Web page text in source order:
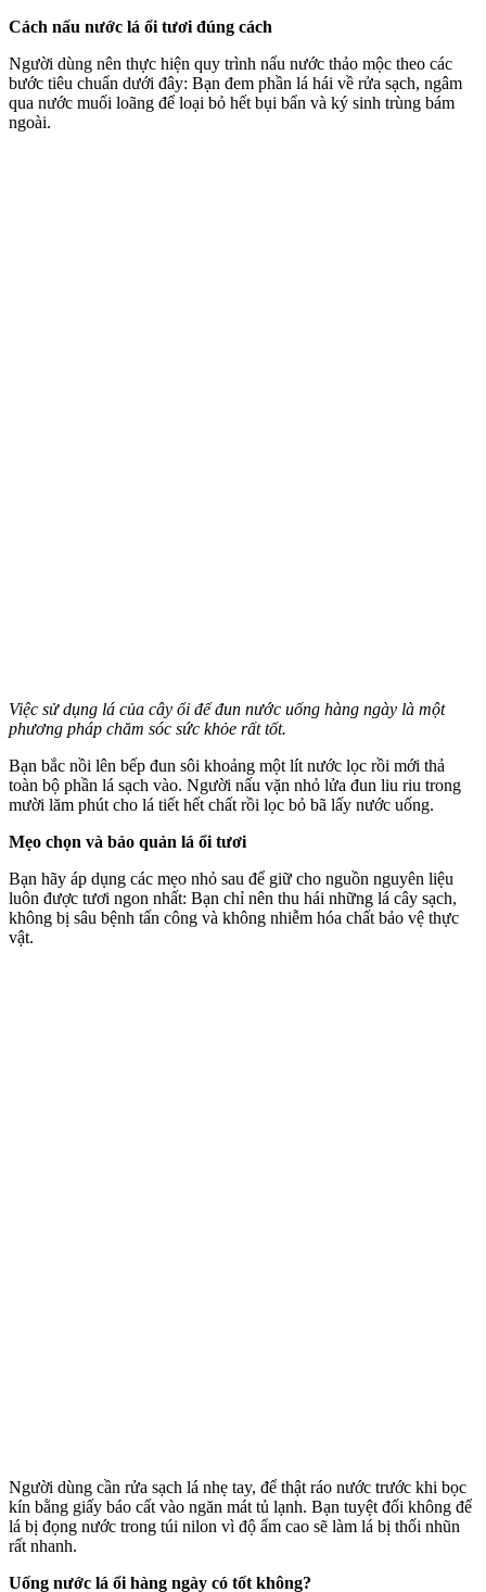
Cách nấu nước lá ổi tươi đúng cách
Người dùng nên thực hiện quy trình nấu nước thảo mộc theo các
bước tiêu chuẩn dưới đây: Bạn đem phần lá hái về rửa sạch, ngâm
qua nước muối loãng để loại bỏ hết bụi bẩn và ký sinh trùng bám
ngoài.
Việc sử dụng lá của cây ổi để đun nước uống hàng ngày là một
phương pháp chăm sóc sức khỏe rất tốt.
Bạn bắc nồi lên bếp đun sôi khoảng một lít nước lọc rồi mới thả
toàn bộ phần lá sạch vào. Người nấu vặn nhỏ lửa đun liu riu trong
mười lăm phút cho lá tiết hết chất rồi lọc bỏ bã lấy nước uống.
Mẹo chọn và bảo quản lá ổi tươi
Bạn hãy áp dụng các mẹo nhỏ sau để giữ cho nguồn nguyên liệu
luôn được tươi ngon nhất: Bạn chỉ nên thu hái những lá cây sạch,
không bị sâu bệnh tấn công và không nhiễm hó‌a chấ‌t bảo vệ thực
vật.
Người dùng cần rửa sạch lá nhẹ tay, để thật ráo nước trước khi bọc
kín bằng giấy báo cất vào ngăn mát tủ lạnh. Bạn tuyệt đối không để
lá bị đọng nước trong túi nilon vì độ ẩm cao sẽ làm lá bị thối nhũn
rất nhanh.
Uống nước lá ổi hàng ngày có tốt không?